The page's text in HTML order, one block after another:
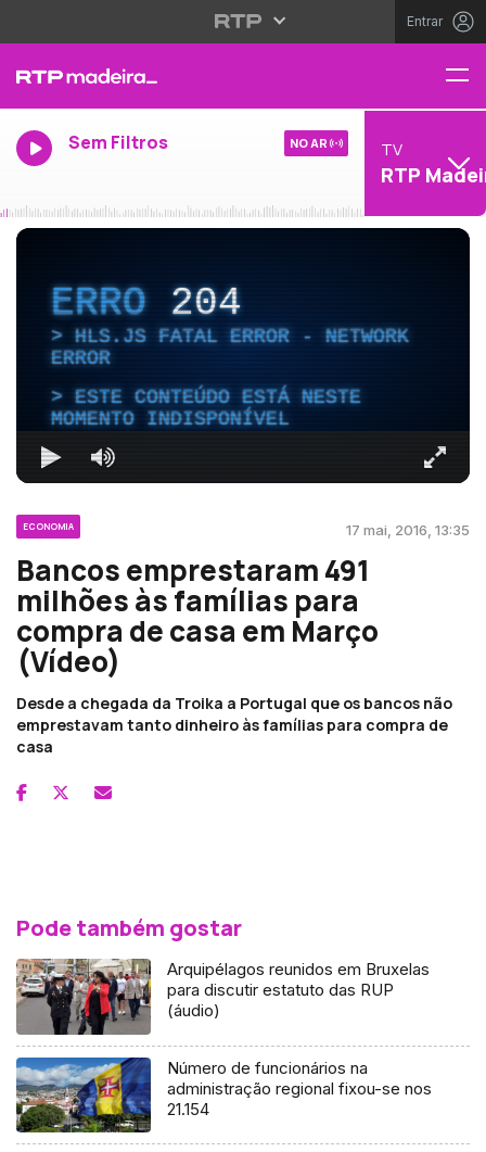
Entrar
Sem Filtros NO AR TV
RTP
ERRO204
HLS.JS FATAL ERROR - NETWORK
ERROR
ESTE CONTEÚDO ESTÁ NESTE
MOMENTO INDISPONÍVEL
ECONOMIA 17 mai, 2016, 13:35
Bancos emprestaram 491
milhões às famílias para
compra de casa em Março
(Vídeo)
Desde a chegada da Troika a Portugal que os bancos não
emprestavam tanto dinheiro às famílias para compra de
casa
Pode também gostar
Arquipélagos reunidos em Bruxelas
para discutir estatuto das RUP
(áudio)
Número de funcionários na
administração regional fixou-se nos
21.154